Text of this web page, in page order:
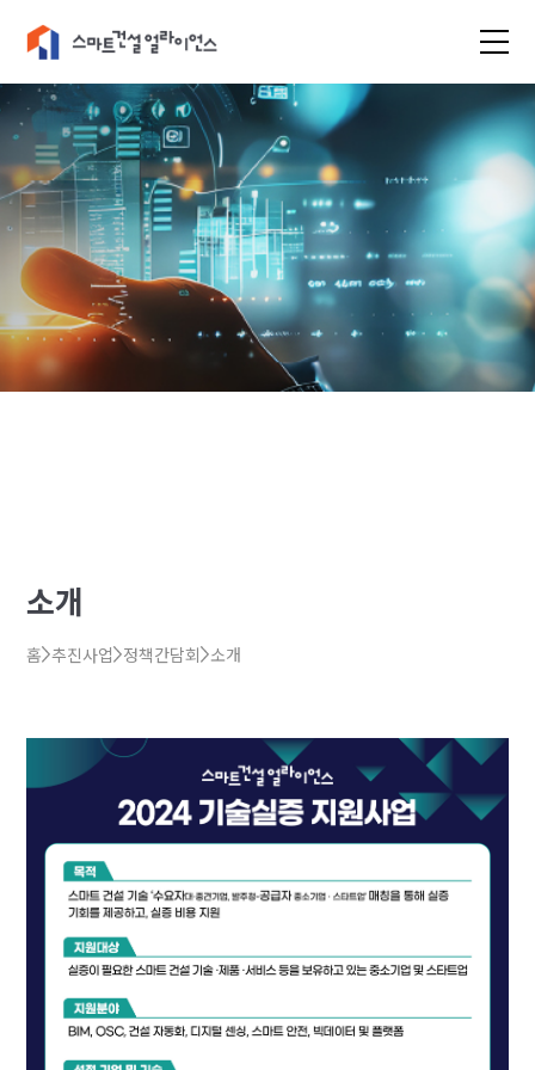
소개
홈 추진사업 정책간담회 소개